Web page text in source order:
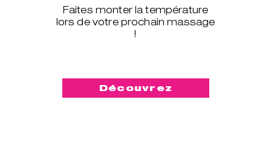
Faites monter la température
lors de votre prochain massage
!
Découvrez